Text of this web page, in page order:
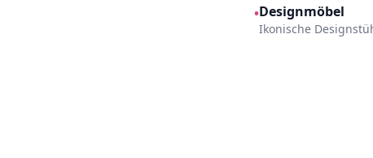
•Designmöbel
Ikonische